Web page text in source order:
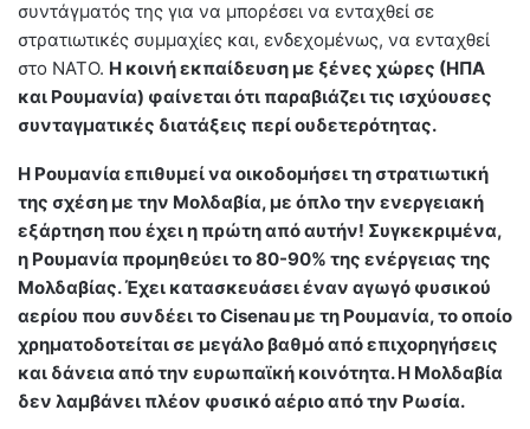
συντάγματός της για να μπορέσει να ενταχθεί σε
στρατιωτικές συμμαχίες και, ενδεχομένως, να ενταχθεί
στο ΝΑΤΟ. Η κοινή εκπαίδευση με ξένες χώρες (ΗΠΑ
και Ρουμανία) φαίνεται ότι παραβιάζει τις ισχύουσες
συνταγματικές διατάξεις περί ουδετερότητας.
Η Ρουμανία επιθυμεί να οικοδομήσει τη στρατιωτική
της σχέση με την Μολδαβία, με όπλο την ενεργειακή
εξάρτηση που έχει η πρώτη από αυτήν! Συγκεκριμένα,
η Ρουμανία προμηθεύει το 80-90% της ενέργειας της
Μολδαβίας. Έχει κατασκευάσει έναν αγωγό φυσικού
αερίου που συνδέει το Cisenau με τη Ρουμανία, το οποίο
χρηματοδοτείται σε μεγάλο βαθμό από επιχορηγήσεις
και δάνεια από την ευρωπαϊκή κοινότητα. Η Μολδαβία
δεν λαμβάνει πλέον φυσικό αέριο από την Ρωσία.